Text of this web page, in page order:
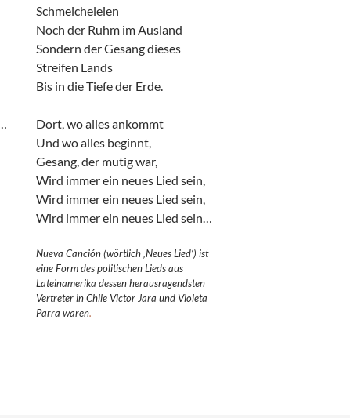
Schmeicheleien
Noch der Ruhm im Ausland
Sondern der Gesang dieses
Streifen Lands
Bis in die Tiefe der Erde.
Dort, wo alles ankommt
Und wo alles beginnt,
Gesang, der mutig war,
Wird immer ein neues Lied sein,
Wird immer ein neues Lied sein,
Wird immer ein neues Lied sein…
Nueva Canción (wörtlich ‚Neues Lied‘) ist
eine Form des politischen Lieds aus
Lateinamerika dessen herausragendsten
Vertreter in Chile Victor Jara und Violeta
Parra waren.